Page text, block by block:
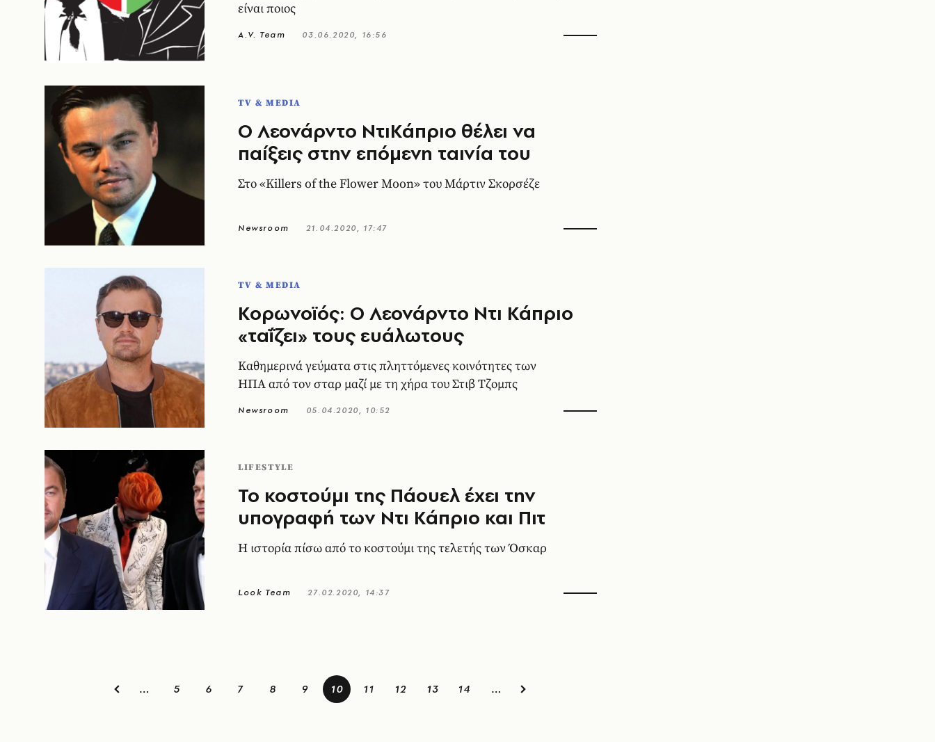
είναι ποιος
A.V. Team 03.06.2020, 16:56
TV & MEDIA
O Λεονάρντο ΝτιΚάπριο θέλει να
παίξεις στην επόμενη ταινία του
Στο «Killers of the Flower Moon» του Μάρτιν Σκορσέζε
Newsroom 21.04.2020, 17:47
TV & MEDIA
Κορωνοϊός: Ο Λεονάρντο Ντι Κάπριο
«ταΐζει» τους ευάλωτους
Καθημερινά γεύματα στις πληττόμενες κοινότητες των
ΗΠΑ από τον σταρ μαζί με τη χήρα του Στιβ Τζομπς
Newsroom 05.04.2020, 10:52
LIFESTYLE
Το κοστούμι της Πάουελ έχει την
υπογραφή των Ντι Κάπριο και Πιτ
Η ιστορία πίσω από το κοστούμι της τελετής των Όσκαρ
Look Team 27.02.2020, 14:37
… 5 6 7 8 9 10 11 12 13 14 …